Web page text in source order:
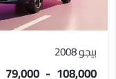
بيجو 2008
79,000 - 108,000